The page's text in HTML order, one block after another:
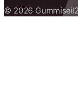
© 2026